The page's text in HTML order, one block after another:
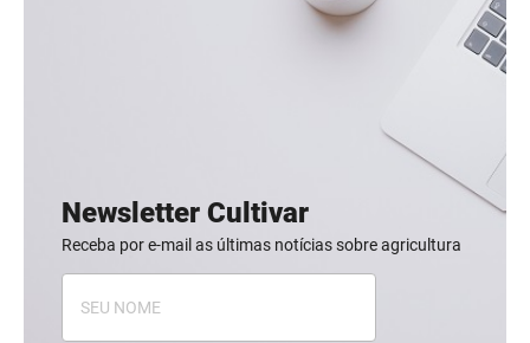
Newsletter Cultivar
Receba por e-mail as últimas notícias sobre agricultura